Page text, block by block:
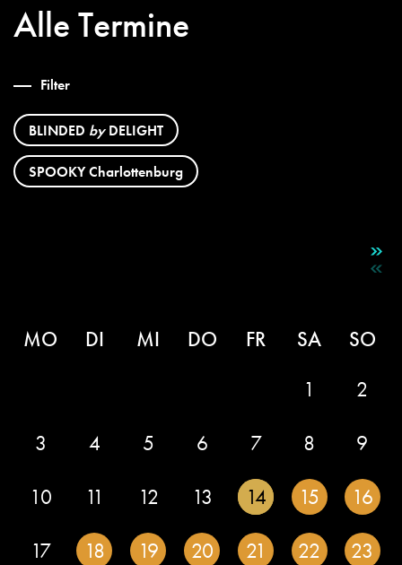
Alle Termine
Filter
BLINDED byDELIGHT
SPOOKY Charlottenburg
MO DI MI DO FR SA
SO
1
2
3
4 5 6 7 8
9
10
11 12 13 14 15
16
17
18 19 20 21 22
23